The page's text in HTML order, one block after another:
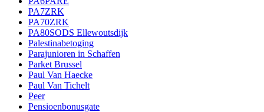
PA7ZRK
PA70ZRK
PA80SODS Ellewoutsdijk
Palestinabetoging
Parajunioren in Schaffen
Parket Brussel
Paul Van Haecke
Paul Van Tichelt
Peer
Pensioenbonusgate